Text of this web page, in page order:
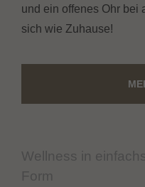
und ein offenes Ohr bei
sich wie Zuhause!
Wellness in
Form